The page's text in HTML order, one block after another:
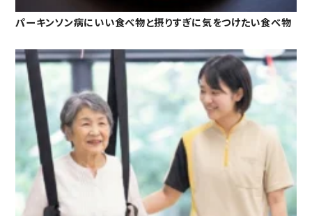
パーキンソン病にいい食べ物と摂りすぎに気をつけたい食べ物